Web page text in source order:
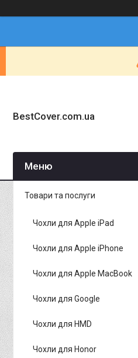
BestCover.com.ua
Товари та послуги
Чохли для Apple iPad
Чохли для Apple iPhone
Чохли для Apple MacBook
Чохли для Google
Чохли для HMD
Чохли для Honor